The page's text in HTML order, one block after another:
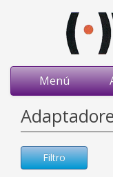
Menú
Filtro